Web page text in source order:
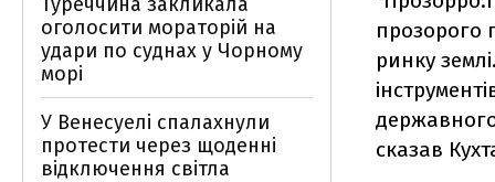
прозорого
ринку
сказав
оголосити мораторій на
удари по суднах у Чорному
морі
У Венесуелі спалахнули
протести через щоденні
відключення світла